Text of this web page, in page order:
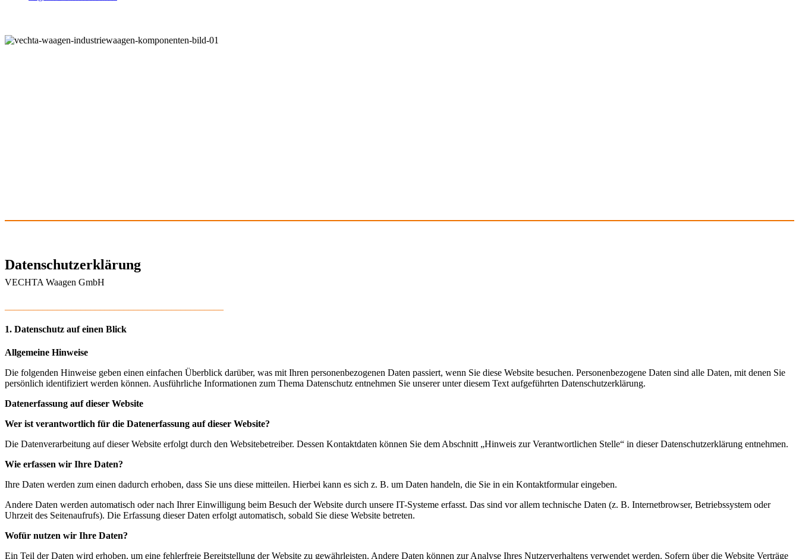
Datenschutzerklärung
VECHTA Waagen GmbH
1. Datenschutz auf einen Blick
Allgemeine Hinweise
Die folgenden Hinweise geben einen einfachen Überblick darüber, was mit Ihren personenbezogenen Daten passiert, wenn Sie diese Website besuchen. Personenbezogene Daten sind alle Daten, mit denen Sie
persönlich identifiziert werden können. Ausführliche Informationen zum Thema Datenschutz entnehmen Sie unserer unter diesem Text aufgeführten Datenschutzerklärung.
Datenerfassung auf dieser Website
Wer ist verantwortlich für die Datenerfassung auf dieser Website?
Die Datenverarbeitung auf dieser Website erfolgt durch den Websitebetreiber. Dessen Kontaktdaten können Sie dem Abschnitt „Hinweis zur Verantwortlichen Stelle“ in dieser Datenschutzerklärung entnehmen.
Wie erfassen wir Ihre Daten?
Ihre Daten werden zum einen dadurch erhoben, dass Sie uns diese mitteilen. Hierbei kann es sich z. B. um Daten handeln, die Sie in ein Kontaktformular eingeben.
Andere Daten werden automatisch oder nach Ihrer Einwilligung beim Besuch der Website durch unsere IT-Systeme erfasst. Das sind vor allem technische Daten (z. B. Internetbrowser, Betriebssystem oder
Uhrzeit des Seitenaufrufs). Die Erfassung dieser Daten erfolgt automatisch, sobald Sie diese Website betreten.
Wofür nutzen wir Ihre Daten?
Ein Teil der Daten wird erhoben, um eine fehlerfreie Bereitstellung der Website zu gewährleisten. Andere Daten können zur Analyse Ihres Nutzerverhaltens verwendet werden. Sofern über die Website Verträge